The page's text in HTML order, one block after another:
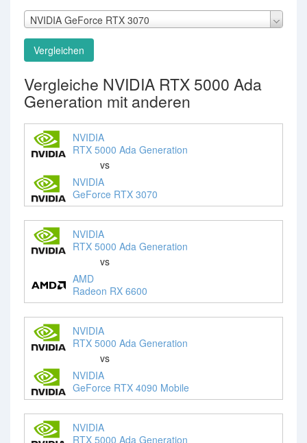
NVIDIA GeForce RTX 3070
Vergleichen
Vergleiche NVIDIA RTX 5000 Ada
Generation mit anderen
NVIDIA
RTX 5000 Ada Generation
vs
NVIDIA
GeForce RTX 3070
NVIDIA
RTX 5000 Ada Generation
vs
AMD
Radeon RX 6600
NVIDIA
RTX 5000 Ada Generation
vs
NVIDIA
GeForce RTX 4090 Mobile
NVIDIA
RTX 5000 Ada Generation